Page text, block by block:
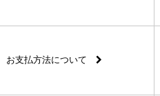
お支払方法について